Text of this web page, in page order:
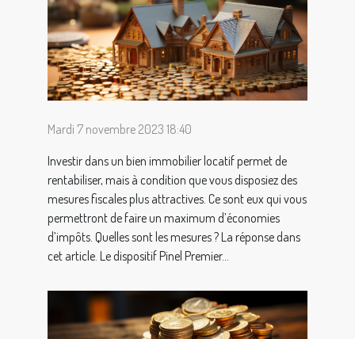
Mardi 7 novembre 2023 18:40
Investir dans un bien immobilier locatif permet de
rentabiliser, mais à condition que vous disposiez des
mesures fiscales plus attractives. Ce sont eux qui vous
permettront de faire un maximum d’économies
d’impôts. Quelles sont les mesures ? La réponse dans
cet article. Le dispositif Pinel Premier...